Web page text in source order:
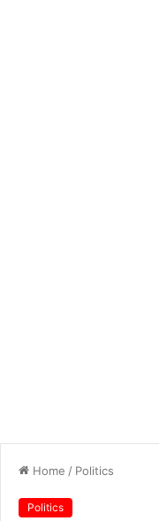
Home / Politics
Politics